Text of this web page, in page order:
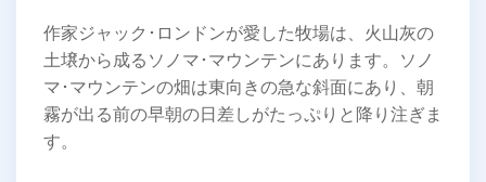
作家ジャック･ロンドンが愛した牧場は、火山灰の
土壌から成るソノマ･マウンテンにあります。ソノ
マ･マウンテンの畑は東向きの急な斜面にあり、朝
霧が出る前の早朝の日差しがたっぷりと降り注ぎま
す。